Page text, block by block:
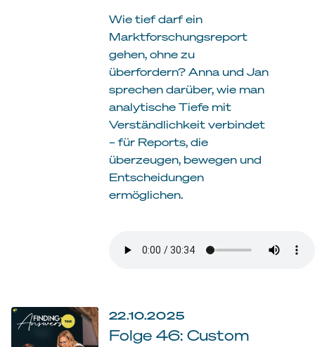
Wie tief darf ein
Marktforschungsreport
gehen, ohne zu
überfordern? Anna und Jan
sprechen darüber, wie man
analytische Tiefe mit
Verständlichkeit verbindet
– für Reports, die
überzeugen, bewegen und
Entscheidungen
ermöglichen.
22.10.2025
Folge 46: Custom